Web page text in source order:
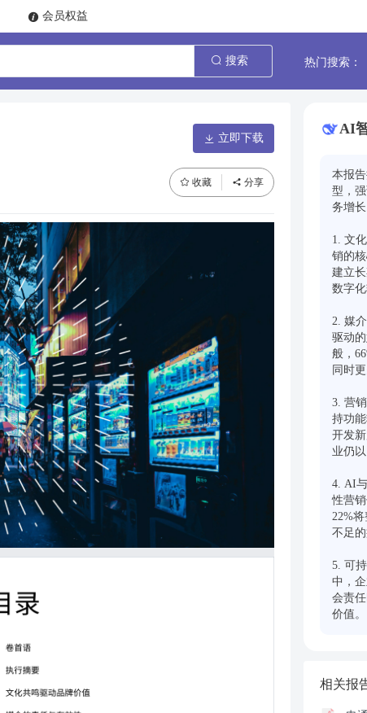
会员权益
搜索 热门搜索：
立即下载
收藏 分享
AI
本报
型，
务增长
1. 文
销的
建立
数字化
2. 媒
驱动
般，
同时
3. 营
持功
开发
业仍
4. AI
性营
22%
不足的
5. 可
中，
会责
价值。
相关报